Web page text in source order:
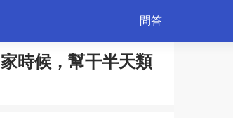
問答
時候，幫干半天類